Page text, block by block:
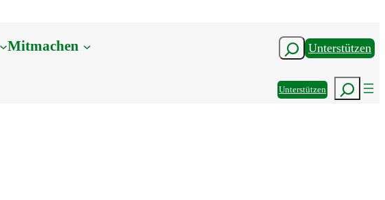
Mitmachen SuchenUnterstützen
UnterstützenSuchen